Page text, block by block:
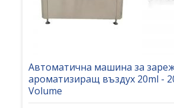
Автоматична машина за
ароматизиращ въздух 20ml -
Volume